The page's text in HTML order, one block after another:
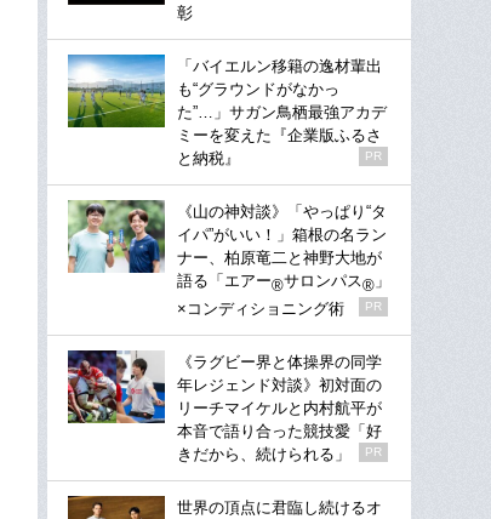
彰
「バイエルン移籍の逸材輩出
も“グラウンドがなかっ
た”…」サガン鳥栖最強アカデ
ミーを変えた『企業版ふるさ
と納税』
PR
《山の神対談》「やっぱり“タ
イパ”がいい！」箱根の名ラン
ナー、柏原竜二と神野大地が
語る「エアー®サロンパス® 」
×コンディショニング術
PR
《ラグビー界と体操界の同学
年レジェンド対談》初対面の
リーチマイケルと内村航平が
本音で語り合った競技愛「好
きだから、続けられる」
PR
世界の頂点に君臨し続けるオ